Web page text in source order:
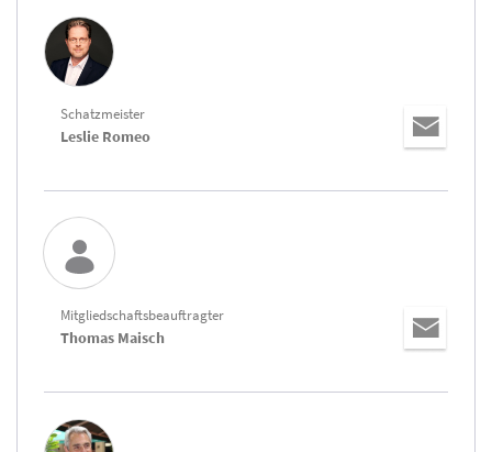
Schatzmeister
Leslie Romeo
Mitgliedschaftsbeauftragter
Thomas Maisch